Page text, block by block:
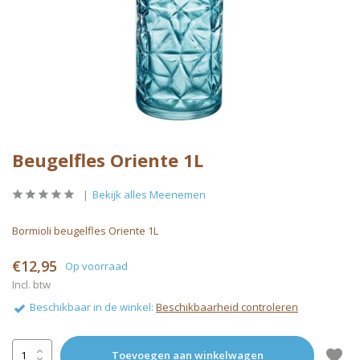
Beugelfles Oriente 1L
Bekijk alles Meenemen
Bormioli beugelfles Oriente 1L
€12,95
Op voorraad
Incl. btw
Beschikbaar in de winkel: Beschikbaarheid controleren
Toevoegen aan winkelwagen